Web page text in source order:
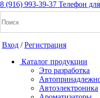
8 (916) 993-39-37 Телефон
Вход /Регистрация
Каталог продукции
Это разработка
Автоэлектроника
+7(916) 993-39-37